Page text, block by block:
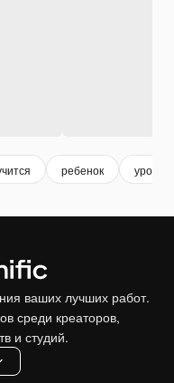
ребенок урок
ваших лучших работ.
среди креаторов,
и студий.